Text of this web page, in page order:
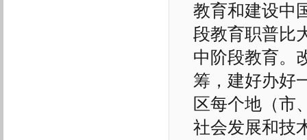
教育和建设中
段教育职普比
中阶段教育。
筹，建好办好
区每个地（市
社会发展和技